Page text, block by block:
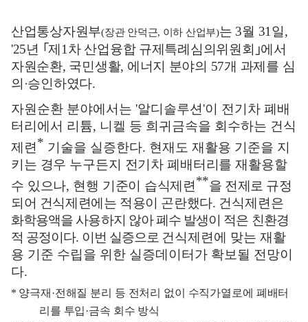
산업통상자원부(장관 안덕근, 이하 산업부)는 3월 31일,
'25년 ｢제 1차 산업융합 규제특례심의위원회 ｣에서
자원순환, 국민생활, 에너지 분야의 57개 과제를 심
의 ·승인하였다.
자원순환 분야에서는 '알디솔루션'이 전기차 폐배
터리에서 리튬, 니켈 등 희귀금속을 회수하는 건식
제련* 기술을 실증한다. 현재도 재활용 기준을 지
키는 경우 누구든지 전기차 폐배터리를 재활용할
수 있으나, 현행 기준이 습식제련**을 전제로 규정
되어 건식제련에는 적용이 곤란했다. 건식제련은
화학용액을 사용하지 않아 폐수 발생이 적은 친환경
적 공정이다. 이번 실증으로 건식제련에 맞는 재활
용 기준 수립을 위한 실증데이터가 확보될 전망이
다.
* 양극재 ·전해질 분리 등 전처리 없이 수직가열로에 폐배터
리를 투입·금속 회수 방식